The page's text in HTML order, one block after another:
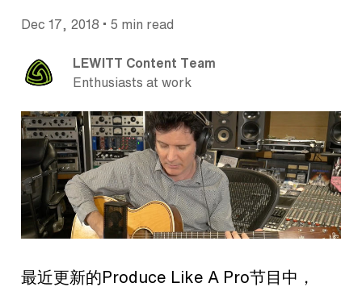
Dec 17, 2018 • 5 min read
LEWITT Content Team
Enthusiasts at work
最近更新的Produce Like A Pro节目中，